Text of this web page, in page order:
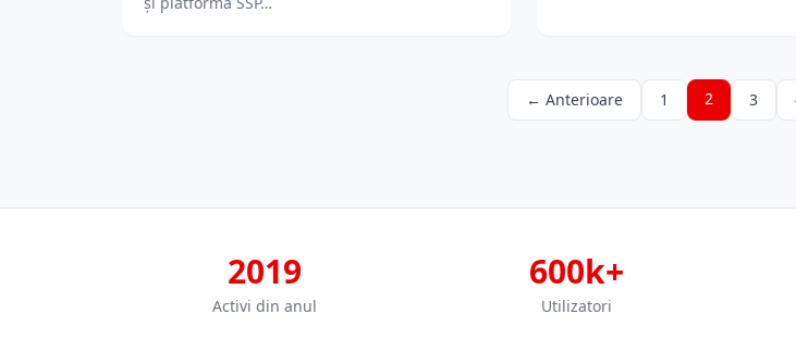
← Anterioare 1 2 3
2019
Activi din anul
600k+
Utilizatori